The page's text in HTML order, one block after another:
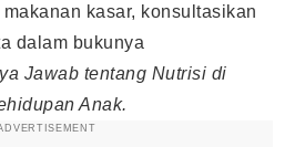
kasar, konsultasikan
dalam bukunya
Jawab tentang Nutrisi di
Anak.